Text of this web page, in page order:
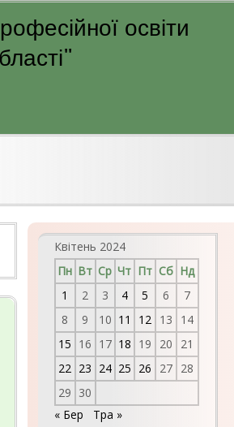
освіти
Квітень 2024
Пн Вт Ср Чт Пт Сб Нд
1
2 3 4 5 6
7
8
9 10 11 12 13
14
15 16 17 18 19 20
21
22 23 24 25 26 27 28
29 30
« Бер
Тра »